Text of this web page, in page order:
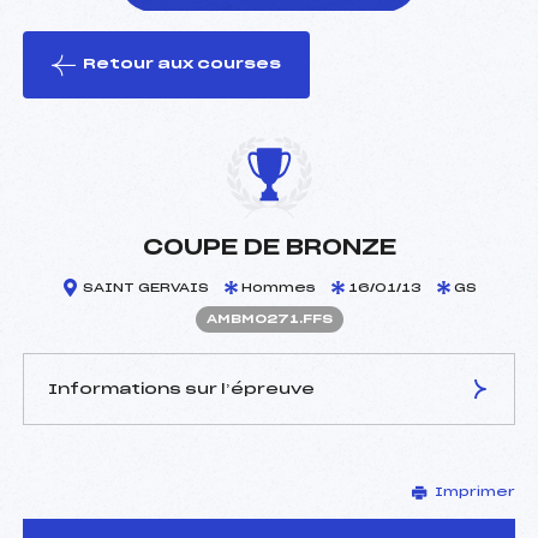
le ski
Retour aux courses
COUPE DE BRONZE
SAINT GERVAIS Hommes 16/01/13 GS
AMBM0271.FFS
Informations sur l’épreuve
FERREIRA CLAUDINE (MB)
Arbitre :
BUTTOUD AMELIE (MB)
Imprimer